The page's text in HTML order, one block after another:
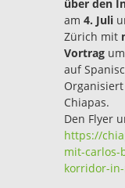
über den
am4. Juli
Zürich mit
Vortrag um
auf
Chiapas.
Den Flyer
https://
mit-carlos-
korridor-